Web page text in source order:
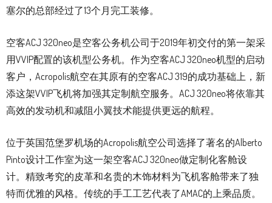
塞尔的总部经过了13个月完工装修。
空客ACJ 320neo是空客公务机公司于2019年初交付的第一架采
用VVIP配置的该机型公务机。作为空客ACJ 320neo机型的启动
客户，Acropolis航空在其原有的空客ACJ 319的成功基础上，新
添这架VVIP飞机将加强其定制航空服务。ACJ 320neo将依靠其
高效的发动机和减阻小翼技术能提供更远的航程。
位于英国范堡罗机场的Acropolis航空公司选择了著名的Alberto
Pinto设计工作室为这一架空客ACJ 320neo做定制化客舱设
计。精致考究的皮革和名贵的木饰材料为飞机客舱带来了独
特而优雅的风格。传统的手工工艺代表了AMAC的上乘品质。